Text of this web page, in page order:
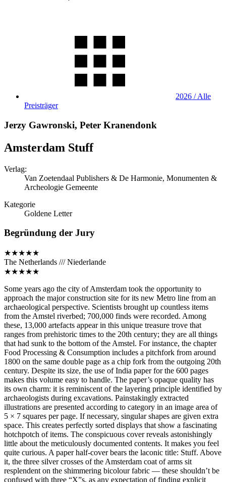
2026 / Alle
Preisträger
Jerzy Gawronski, Peter Kranendonk
Amsterdam Stuff
Verlag:
Van Zoetendaal Publishers & De Harmonie, Monumenten &
Archeologie Gemeente
Kategorie
Goldene Letter
Begründung der Jury
★★★★★
The Netherlands /// Niederlande
★★★★★
Some years ago the city of Amsterdam took the opportunity to
approach the major construction site for its new Metro line from an
archaeological perspective. Scientists brought up countless items
from the Amstel riverbed; 700,000 finds were recorded. Among
these, 13,000 artefacts appear in this unique treasure trove that
ranges from prehistoric times to the 20th century; they are all things
that had sunk to the bottom of the Amstel. For instance, the chapter
Food Processing & Consumption includes a pitchfork from around
1800 on the same double page as a chip fork from the outgoing 20th
century. Despite its size, the use of India paper for the 600 pages
makes this volume easy to handle. The paper’s opaque quality has
its own charm: it is reminiscent of the layering principle identified by
archaeologists during excavations. Painstakingly extracted
illustrations are presented according to category in an image area of
5 × 7 squares per page. If necessary, singular shapes are given extra
space. This creates perfectly sorted displays that show a fascinating
hotchpotch of items. The conspicuous cover reveals astonishingly
little about the meticulously documented contents. It makes you feel
quite curious. A paper half-cover bears the laconic title: Stuff. Above
it, the three silver crosses of the Amsterdam coat of arms sit
resplendent on the shimmering bicolour fabric — these shouldn’t be
confused with three “X”s, as any expectation of finding explicit